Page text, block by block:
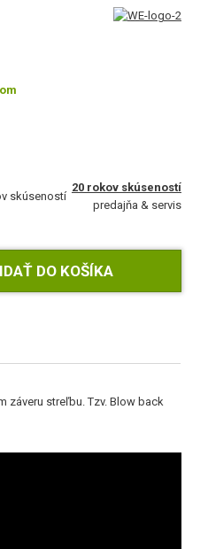
20 rokov skúseností
predajňa & servis
záveru streľbu. Tzv. Blow back